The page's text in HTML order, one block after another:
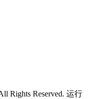
Rights Reserved. 运行